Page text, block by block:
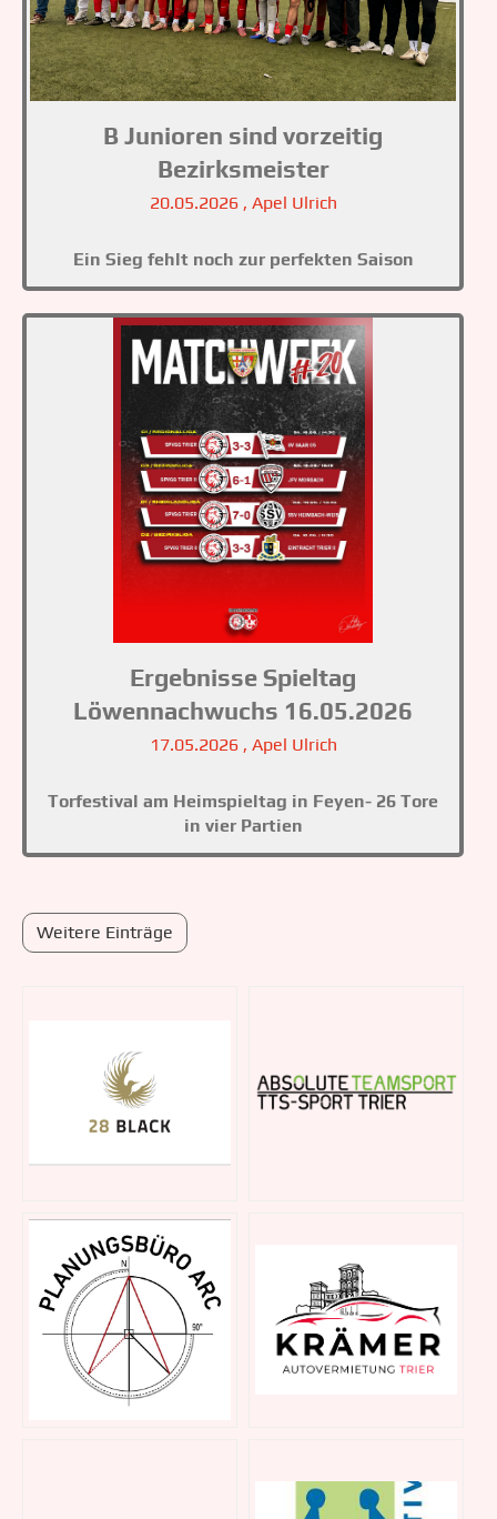
B Junioren sind vorzeitig
Bezirksmeister
20.05.2026, Apel Ulrich
Ein Sieg fehlt noch zur perfekten Saison
Ergebnisse Spieltag
Löwennachwuchs 16.05.2026
17.05.2026, Apel Ulrich
Torfestival am Heimspieltag in Feyen- 26 Tore
in vier Partien
Weitere Einträge